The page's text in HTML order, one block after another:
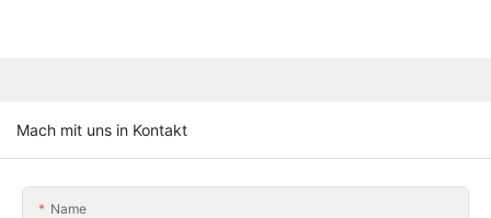
Mach mit uns in Kontakt
Name